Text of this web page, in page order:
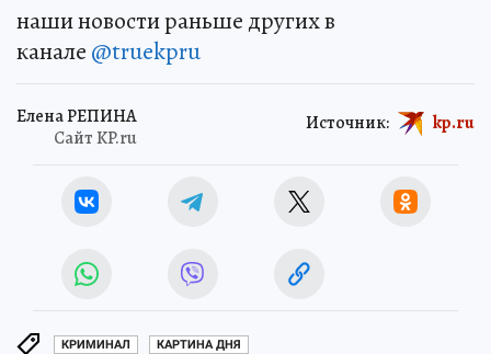
наши новости раньше других в
канале @truekpru
Елена РЕПИНА
Сайт KP.ru
Источник: kp.ru
КРИМИНАЛ КАРТИНА ДНЯ